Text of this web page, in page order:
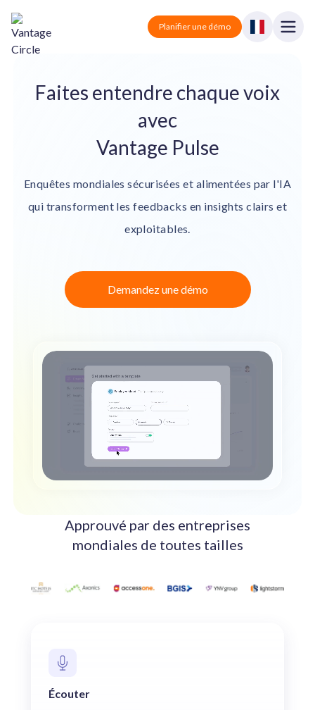
Vantage Circle Planifier une démo
Récompenses et reconnaissance.
Vantage Pulse
Santé et bien-être.
Tout-en-un
Intégrations
Intégrations avec votre plateforme HCM/HRIS.
Blog
Se connecter
Planifier une démo
Faites entendre chaque voix
avec
Vantage Pulse
Enquêtes mondiales sécurisées et alimentées par l'IA
qui transforment les feedbacks en insights clairs et
exploitables.
Demandez une démo
Approuvé par des entreprises
mondiales de toutes tailles
Écouter